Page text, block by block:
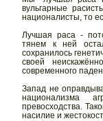
вульгарные
националисты, то
Лучшая раса -
тянем к ней
сохранилось
своей
современного
Запад не
национализма
превосходства.
насилие и